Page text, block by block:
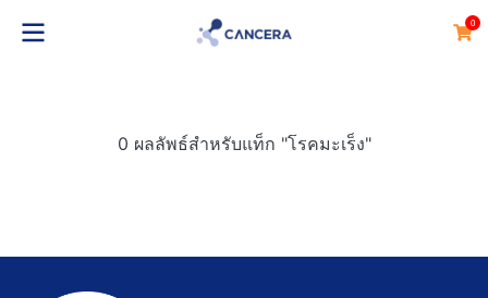
0
0 ผลลัพธ์สำหรับแท็ก "โรคมะเร็ง"